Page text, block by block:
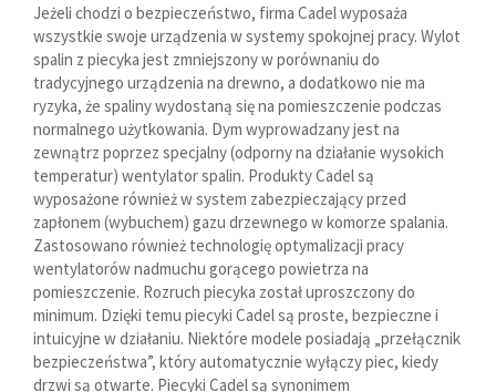
Jeżeli chodzi o bezpieczeństwo, firma Cadel wyposaża
wszystkie swoje urządzenia w systemy spokojnej pracy. Wylot
spalin z piecyka jest zmniejszony w porównaniu do
tradycyjnego urządzenia na drewno, a dodatkowo nie ma
ryzyka, że spaliny wydostaną się na pomieszczenie podczas
normalnego użytkowania. Dym wyprowadzany jest na
zewnątrz poprzez specjalny (odporny na działanie wysokich
temperatur) wentylator spalin. Produkty Cadel są
wyposażone również w system zabezpieczający przed
zapłonem (wybuchem) gazu drzewnego w komorze spalania.
Zastosowano również technologię optymalizacji pracy
wentylatorów nadmuchu gorącego powietrza na
pomieszczenie. Rozruch piecyka został uproszczony do
minimum. Dzięki temu piecyki Cadel są proste, bezpieczne i
intuicyjne w działaniu. Niektóre modele posiadają „przełącznik
bezpieczeństwa”, który automatycznie wyłączy piec, kiedy
drzwi są otwarte. Piecyki Cadel są synonimem